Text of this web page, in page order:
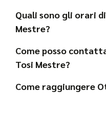
Quali sono gli orari
Mestre?
Come posso
Tosi Mestre?
Come raggiungere